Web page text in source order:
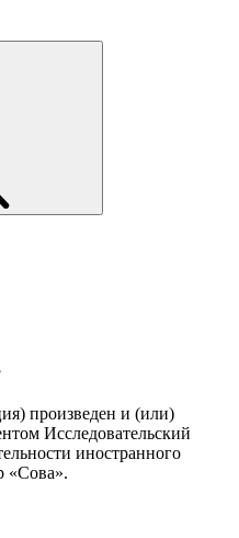
произведен и (или)
Исследовательский
иностранного
«Сова».